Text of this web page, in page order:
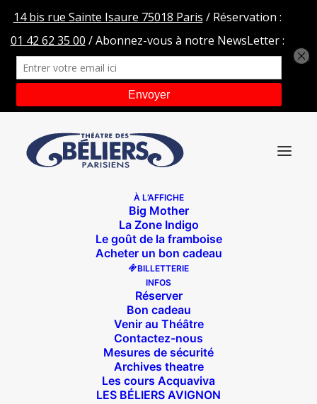
À L’AFFICHE
Big Mother
La Zone Indigo
Le goût de la framboise
Acheter un bon cadeau
BILLETTERIE
INFOS
Réserver
Bon cadeau
Venir au Théâtre
Contactez-nous
Mesures de sécurité
Archives theatre
Les cours Acquaviva
LES BÉLIERS AVIGNON
HEADER-Zone-Indigo-tdbp
La Zone Indigo HEADER-Zone-Indigo-tdbp
HEADER-Zone-Indigo-tdbp
BYFLORENT BRUNEAU